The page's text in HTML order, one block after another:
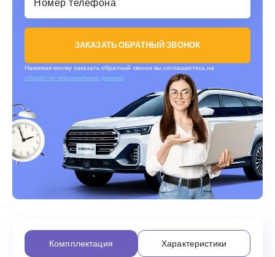
ЗАКАЗАТЬ ОБРАТНЫЙ ЗВОНОК
Нажимая кнопку заказать обратный звонок вы соглашаетесь на
обработку персональных данных
Компплектация Характеристики